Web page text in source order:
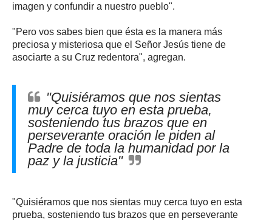
imagen y confundir a nuestro pueblo".
"Pero vos sabes bien que ésta es la manera más
preciosa y misteriosa que el Señor Jesús tiene de
asociarte a su Cruz redentora", agregan.
"Quisiéramos que nos sientas
muy cerca tuyo en esta prueba,
sosteniendo tus brazos que en
perseverante oración le piden al
Padre de toda la humanidad por la
paz y la justicia"
"Quisiéramos que nos sientas muy cerca tuyo en esta
prueba, sosteniendo tus brazos que en perseverante